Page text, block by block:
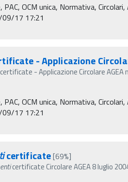
PAC, OCM unica, Normativa,
17 17:21
- Applicazione
- Applicazione Circolare AGEA
PAC, OCM unica, Normativa,
17 17:21
certificate[69%]
certificate Circolare AGEA 8 luglio